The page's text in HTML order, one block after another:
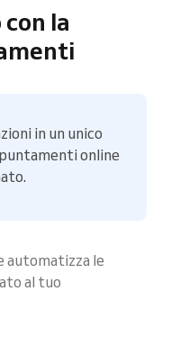
la
in un unico
online
automatizza le
al tuo